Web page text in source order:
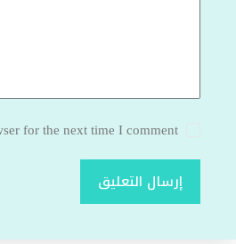
for the next time I comment.
إرسال التعليق